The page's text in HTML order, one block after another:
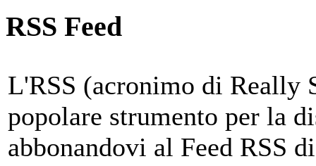
RSS Feed
L'RSS (acronimo di Really
popolare strumento per la
abbonandovi al Feed RSS